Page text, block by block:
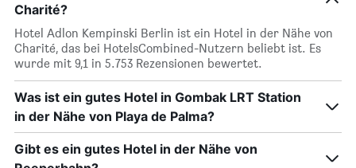
Charité?
Hotel Adlon Kempinski Berlin ist ein Hotel in der Nähe von
Charité, das bei HotelsCombined-Nutzern beliebt ist. Es
wurde mit 9,1 in 5.753 Rezensionen bewertet.
Was ist ein gutes Hotel in Gombak LRT Station
in der Nähe von Playa de Palma?
Gibt es ein gutes Hotel in der Nähe von